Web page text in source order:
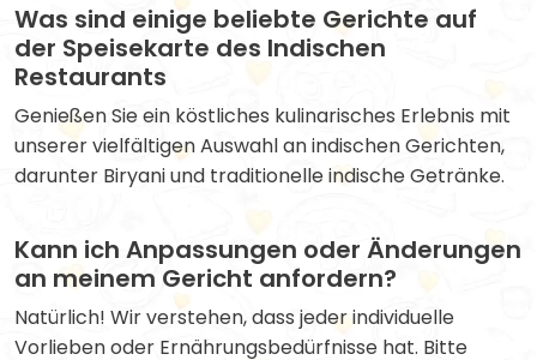
Was sind einige beliebte Gerichte auf
der Speisekarte des Indischen
Restaurants
Genießen Sie ein köstliches kulinarisches Erlebnis mit
unserer vielfältigen Auswahl an indischen Gerichten,
darunter Biryani und traditionelle indische Getränke.
Kann ich Anpassungen oder Änderungen
an meinem Gericht anfordern?
Natürlich! Wir verstehen, dass jeder individuelle
Vorlieben oder Ernährungsbedürfnisse hat. Bitte